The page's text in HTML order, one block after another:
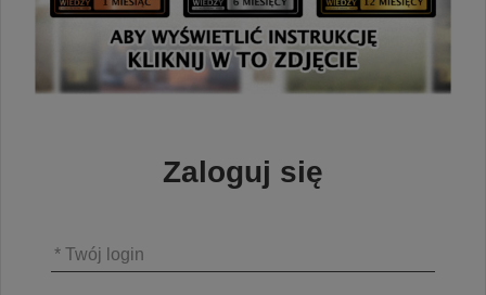
Zaloguj się
* Twój login